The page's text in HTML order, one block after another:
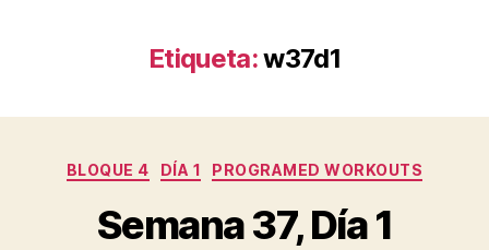
Etiqueta:w37d1
Categorías
BLOQUE 4 DÍA 1 PROGRAMED WORKOUTS
Semana 37, Día 1